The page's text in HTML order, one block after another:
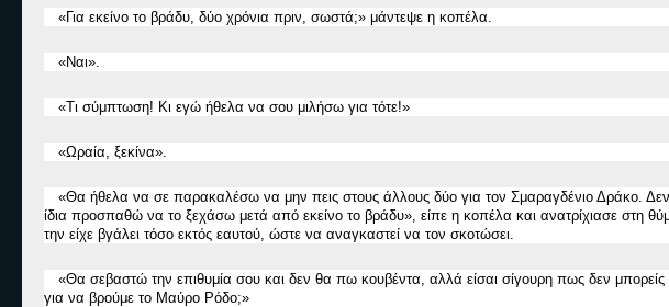
«Για εκείνο το βράδυ, δύο χρόνια πριν, σωστά;» μάντεψε η κοπέλα.
«Ναι».
«Τι σύμπτωση! Κι εγώ ήθελα να σου μιλήσω για τότε!»
«Ωραία, ξεκίνα».
«Θα ήθελα να σε παρακαλέσω να μην πεις στους άλλους δύο για τον Σμαραγδένιο Δράκο. Δεν
ίδια προσπαθώ να το ξεχάσω μετά από εκείνο το βράδυ», είπε η κοπέλα και ανατρίχιασε στη
την είχε βγάλει τόσο εκτός εαυτού, ώστε να αναγκαστεί να τον σκοτώσει.
«Θα σεβαστώ την επιθυμία σου και δεν θα πω κουβέντα, αλλά είσαι σίγουρη πως δεν
για να βρούμε το Μαύρο Ρόδο;»